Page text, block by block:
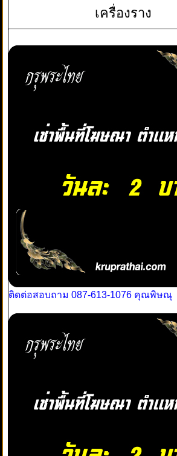
เครื่องราง
ติดต่อสอบถาม 087-613-1076 คุณพิษณุ